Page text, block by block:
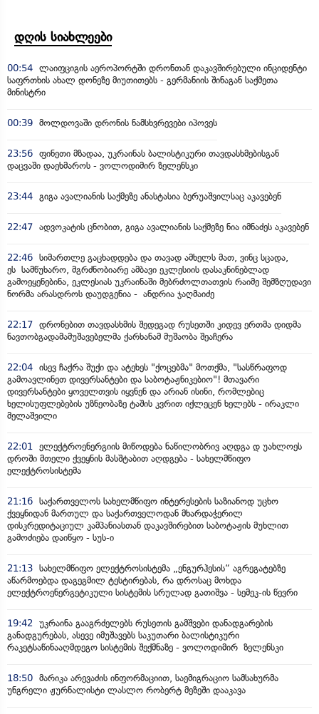
დღის სიახლეები
00:54 ლაიფციგის აეროპორტში დრონთან დაკავშირებული ინციდენტი
საფრთხის ახალ დონეზე მიუთითებს - გერმანიის შინაგან საქმეთა
მინისტრი
00:39 მოლდოვაში დრონის ნამსხვრევები იპოვეს
23:56 ფინეთი მზადაა, უკრაინას ბალისტიკური თავდასხმებისგან
დაცვაში დაეხმაროს - ვოლოდიმირ ზელენსკი
23:44 გიგა ავალიანის საქმეზე ანასტასია ბერუაშვილსაც აკავებენ
22:47 ადვოკატის ცნობით, გიგა ავალიანის საქმეზე ნია იმნაძეს აკავებენ
22:46 სიმართლე გაცხადდება და თავად ამხელს მათ, ვინც სცადა,
ეს სამწუხარო, მგრძნობიარე ამბავი ეკლესიის დასაკნინებლად
გამოეყენებინა, ეკლესიას უკრაინაში მებრძოლთათვის რაიმე შემზღუდავი
ნორმა არასდროს დაუდგენია - ანდრია ჯაღმაიძე
22:17 დრონებით თავდასხმის შედეგად რუსეთში კიდევ ერთმა დიდმა
ნავთობგადამამუშავებელმა ქარხანამ მუშაობა შეაჩერა
22:04 ისევ ჩაქრა შუქი და ატეხეს "ქოცებმა" მოთქმა, "სასწრაფოდ
გამოავლინეთ დივერსანტები და საბოტაჟნიკებიო"! მთავარი
დივერსანტები ყოველთვის იყვნენ და არიან ისინი, რომლებიც
ხელისუფლებების უზნეობაზე ტაშის კვრით იქლეცენ ხელებს - ირაკლი
მელაშვილი
22:01
ელექტროენერგიის მიწოდება ნაწილობრივ აღდგა დ უახლოეს
დროში მთელი ქვეყნის მასშტაბით აღდგება - სახელმწიფო
ელექტროსისტემა
21:16 საქართველოს სახელმწიფო ინტერესების საზიანოდ უცხო
ქვეყნიდან მართულ და საქართველოდან მხარდაჭერილ
დისკრედიტაციულ კამპანიასთან დაკავშირებით საბოტაჟის მუხლით
გამოძიება დაიწყო - სუს-ი
21:13 სახელმწიფო ელექტროსისტემა „ენგურჰესის“ აგრეგატებზე
აწარმოებდა დაგეგმილ ტესტირებას, რა დროსაც მოხდა
ელექტროენერგეტიკული სისტემის სრულად გათიშვა - სემეკ-ის წევრი
19:42
უკრაინა გააგრძელებს რუსეთის გამშვები დანადგარების
განადგურებას, ასევე იმუშავებს საკუთარი ბალისტიკური
რაკეტსაწინააღმდეგო სისტემის შექმნაზე - ვოლოდიმირ ზელენსკი
18:50 მარიკა არევაძის ინფორმაციით, საემიგრაციო სამსახურმა
უნგრელი ჟურნალისტი ლასლო რობერტ მეზეში დააკავა